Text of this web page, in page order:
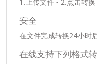
安全
在文件完成转换24小时
在线支持下列格式